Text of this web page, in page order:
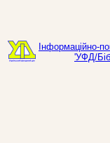
Інформаційно-
'УФД/